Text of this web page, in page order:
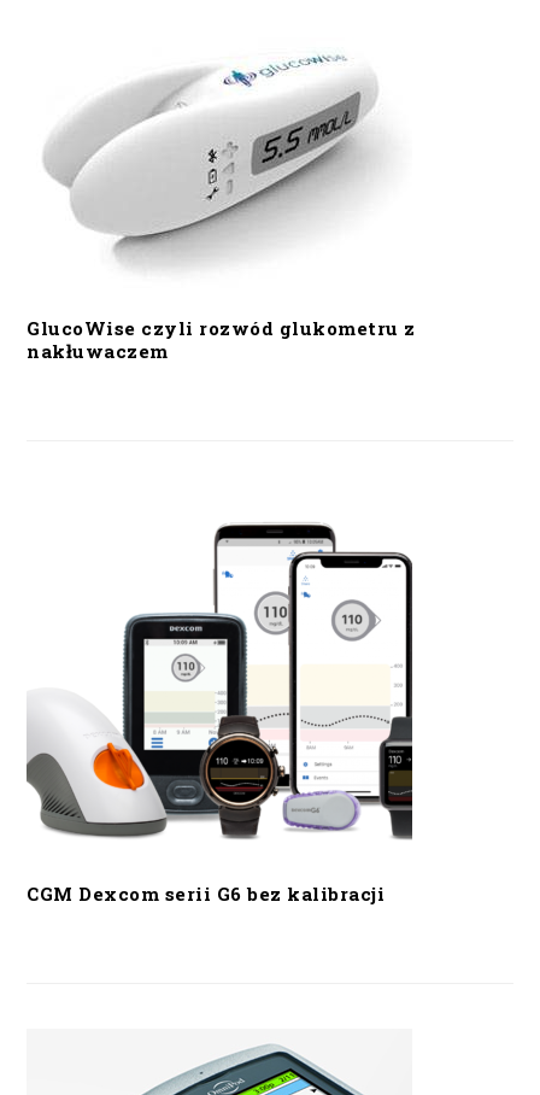
GlucoWise czyli rozwód glukometru z
nakłuwaczem
CGM Dexcom serii G6 bez kalibracji